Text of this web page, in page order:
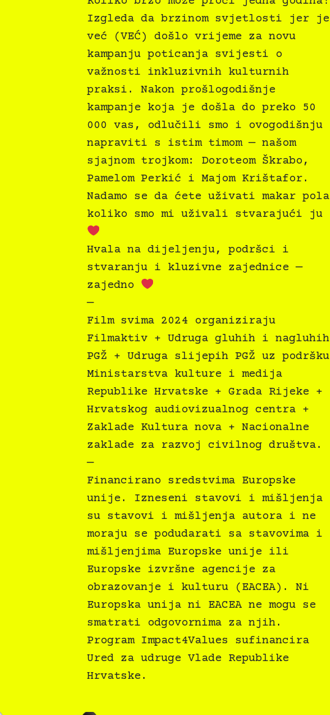
Izgleda da brzinom svjetlosti jer je
već (VEĆ) došlo vrijeme za novu
kampanju poticanja svijesti o
važnosti inkluzivnih kulturnih
praksi. Nakon prošlogodišnje
kampanje koja je došla do preko 50
000 vas, odlučili smo i ovogodišnju
napraviti s istim timom — našom
sjajnom trojkom: Doroteom Škrabo,
Pamelom Perkić i Majom Krištafor.
Nadamo se da ćete uživati makar pola
koliko smo mi uživali stvarajući ju
Hvala na dijeljenju, podršci i
stvaranju i kluzivne zajednice —
zajedno
—
Film svima 2024 organiziraju
Filmaktiv + Udruga gluhih i nagluhih
PGŽ + Udruga slijepih PGŽ uz podršku
Ministarstva kulture i medija
Republike Hrvatske + Grada Rijeke +
Hrvatskog audiovizualnog centra +
Zaklade Kultura nova + Nacionalne
zaklade za razvoj civilnog društva.
—
Financirano sredstvima Europske
unije. Izneseni stavovi i mišljenja
su stavovi i mišljenja autora i ne
moraju se podudarati sa stavovima i
mišljenjima Europske unije ili
Europske izvršne agencije za
obrazovanje i kulturu (EACEA). Ni
Europska unija ni EACEA ne mogu se
smatrati odgovornima za njih.
Program Impact4Values sufinancira
Ured za udruge Vlade Republike
Hrvatske.